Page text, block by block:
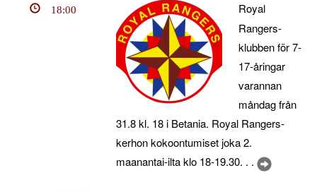
18:00
Royal
Rangers-
klubben för 7-
17-åringar
varannan
måndag från
31.8 kl. 18 i Betania. Royal Rangers-
kerhon kokoontumiset joka 2.
maanantai-ilta klo 18-19.30. . .